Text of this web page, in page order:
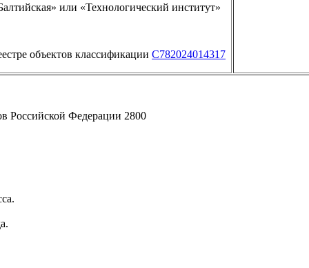
или «Технологический институт»
объектов классификации С782024014317
Российской Федерации 2800